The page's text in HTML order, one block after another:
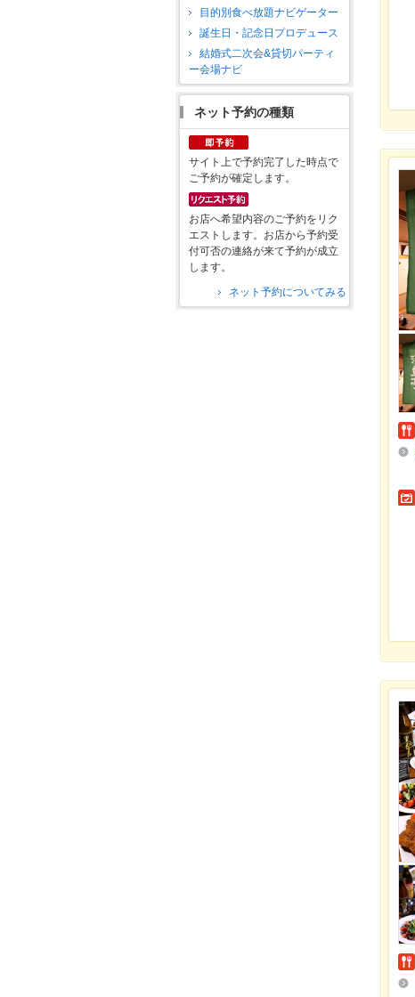
目的別食べ放題ナビゲーター
誕生日・記念日プロデュース
結婚式二次会&貸切パーティ
ー会場ナビ
ネット予約の種類
サイト上で予約完了した時点で
ご予約が確定します。
お店へ希望内容のご予約をリク
エストします。お店から予約受
付可否の連絡が来て予約が成立
します。
ネット予約についてみる